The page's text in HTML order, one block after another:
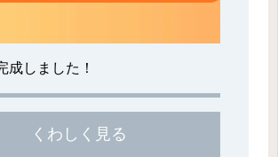
成しました！
くわしく見る